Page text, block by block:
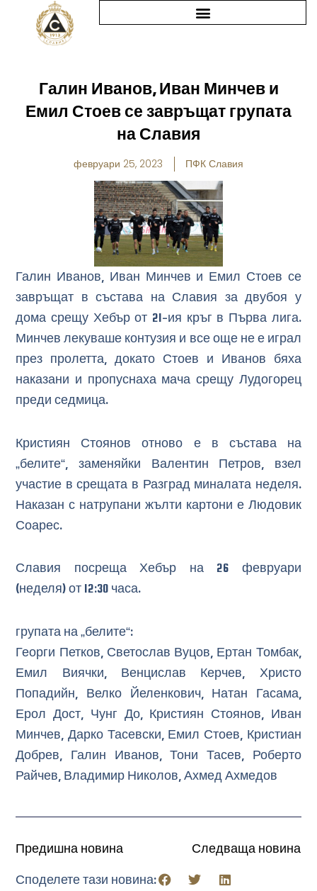
Галин Иванов, Иван Минчев и
Емил Стоев се завръщат групата
на Славия
февруари 25, 2023 ПФК Славия
Галин Иванов, Иван Минчев и Емил Стоев се
завръщат в състава на Славия за двубоя у
дома срещу Хебър от 21-ия кръг в Първа лига.
Минчев лекуваше контузия и все още не е играл
през пролетта, докато Стоев и Иванов бяха
наказани и пропуснаха мача срещу Лудогорец
преди седмица.
Кристиян Стоянов отново е в състава на
„белите“, заменяйки Валентин Петров, взел
участие в срещата в Разград миналата неделя.
Наказан с натрупани жълти картони е Людовик
Соарес.
Славия посреща Хебър на 26 февруари
(неделя) от 12:30 часа.
групата на „белите“:
Георги Петков, Светослав Вуцов, Ертан Томбак,
Емил Виячки, Венцислав Керчев, Христо
Попадийн, Велко Йеленкович, Натан Гасама,
Ерол Дост, Чунг До, Кристиян Стоянов, Иван
Минчев, Дарко Тасевски, Емил Стоев, Кристиан
Добрев, Галин Иванов, Тони Тасев, Роберто
Райчев, Владимир Николов, Ахмед Ахмедов
Предишна новина Следваща новина
Споделете тази новина: